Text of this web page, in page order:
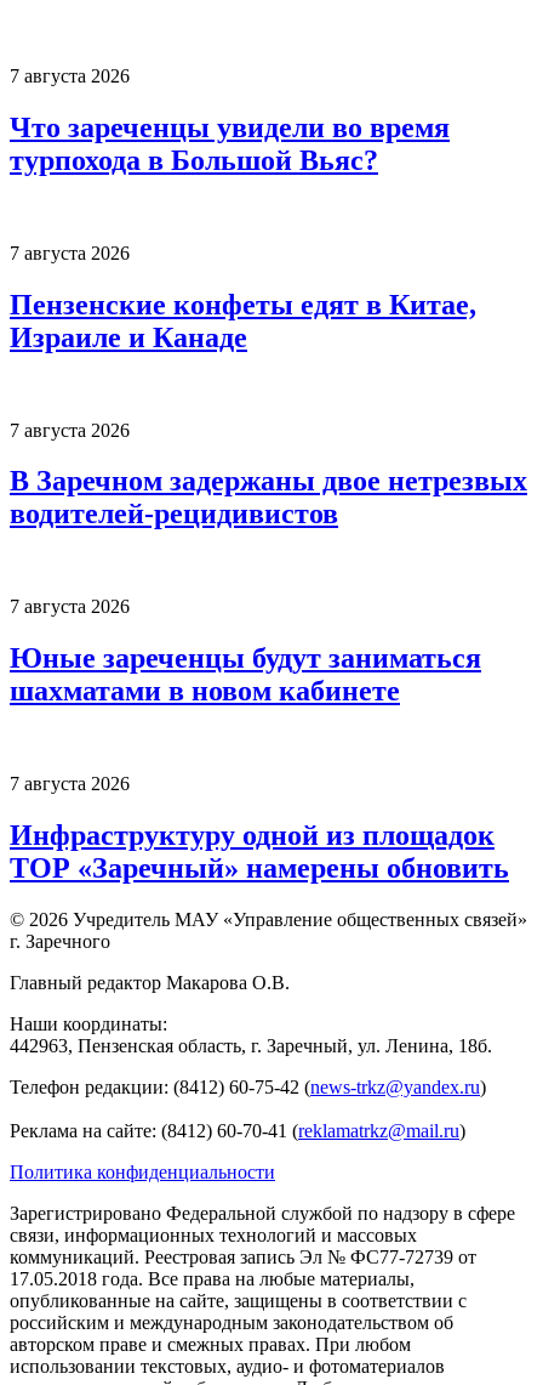
7 августа 2026
Что зареченцы увидели во время
турпохода в Большой Вьяс?
7 августа 2026
Пензенские конфеты едят в Китае,
Израиле и Канаде
7 августа 2026
В Заречном задержаны двое нетрезвых
водителей-рецидивистов
7 августа 2026
Юные зареченцы будут заниматься
шахматами в новом кабинете
7 августа 2026
Инфраструктуру одной из площадок
ТОР «Заречный» намерены обновить
© 2026 Учредитель МАУ «Управление общественных связей»
г. Заречного
Главный редактор Макарова О.В.
Наши координаты:
442963, Пензенская область, г. Заречный, ул. Ленина, 18б.
Телефон редакции: (8412) 60-75-42 (news-trkz@yandex.ru)
Реклама на сайте: (8412) 60-70-41 (reklamatrkz@mail.ru)
Политика конфиденциальности
Зарегистрировано Федеральной службой по надзору в сфере
связи, информационных технологий и массовых
коммуникаций. Реестровая запись Эл № ФС77-72739 от
17.05.2018 года. Все права на любые материалы,
опубликованные на сайте, защищены в соответствии с
российским и международным законодательством об
авторском праве и смежных правах. При любом
использовании текстовых, аудио- и фотоматериалов